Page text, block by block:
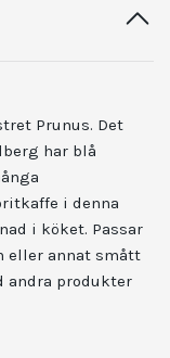
Prunus. Det
har blå
i denna
i köket. Passar
eller annat smått
andra produkter